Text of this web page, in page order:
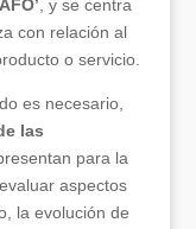
, y se centra
con relación al
o servicio.
es necesario,
las
para la
aspectos
la evolución de